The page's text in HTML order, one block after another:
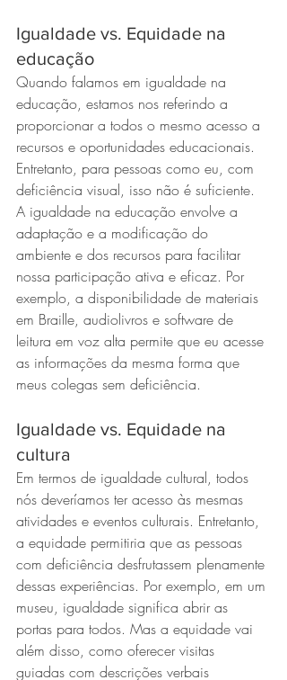
Igualdade vs. Equidade na
educação
Quando falamos em igualdade na
educação, estamos nos referindo a
proporcionar a todos o mesmo acesso a
recursos e oportunidades educacionais.
Entretanto, para pessoas como eu, com
deficiência visual, isso não é suficiente.
A igualdade na educação envolve a
adaptação e a modificação do
ambiente e dos recursos para facilitar
nossa participação ativa e eficaz. Por
exemplo, a disponibilidade de materiais
em Braille, audiolivros e software de
leitura em voz alta permite que eu acesse
as informações da mesma forma que
meus colegas sem deficiência.
Igualdade vs. Equidade na
cultura
Em termos de igualdade cultural, todos
nós deveríamos ter acesso às mesmas
atividades e eventos culturais. Entretanto,
a equidade permitiria que as pessoas
com deficiência desfrutassem plenamente
dessas experiências. Por exemplo, em um
museu, igualdade significa abrir as
portas para todos. Mas a equidade vai
além disso, como oferecer visitas
guiadas com descrições verbais